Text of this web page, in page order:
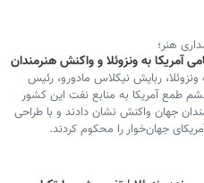
هنر؛
آمریکا به ونزوئلا و واکنش هنرمندان
ونزوئلا، ربایش نیکلاس مادورو، رئیس
طمع آمریکا به منابع نفت این کشور
جهان واکنش نشان دادند و با طراحی
جهان‌خوار را محکوم کردند.